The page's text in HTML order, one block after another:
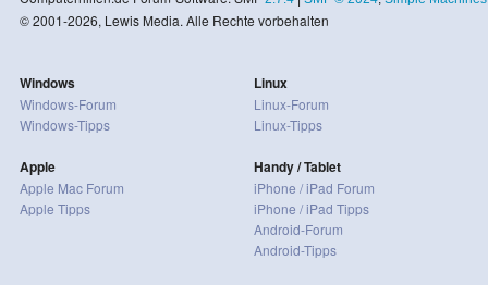
© 2001-2026, Lewis Media. Alle Rechte vorbehalten
Windows
Windows-Forum
Windows-Tipps
Apple
Apple Mac Forum
Apple Tipps
Linux
Linux-Forum
Linux-Tipps
Handy / Tablet
iPhone / iPad Forum
iPhone / iPad Tipps
Android-Forum
Android-Tipps